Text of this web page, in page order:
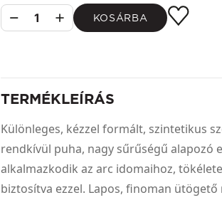
1 KOSÁRBA
TERMÉKLEÍRÁS
Különleges, kézzel formált, szintetikus
rendkívül puha, nagy sűrűségű alapozó
alkalmazkodik az arc idomaihoz,
biztosítva ezzel. Lapos, finoman